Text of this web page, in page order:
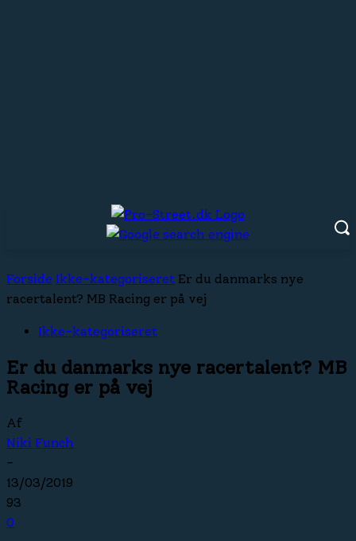
Forside Ikke-kategoriseret Er du danmarks nye
racertalent? MB Racing er på vej
Ikke-kategoriseret
Er du danmarks nye racertalent? MB
Racing er på vej
Af
Niki Funch
-
13/03/2019
93
0